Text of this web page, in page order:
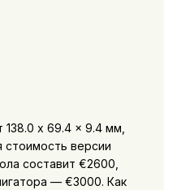
x 69.4 x 9.4 мм,
стоимость версии
составит €2600,
— €3000. Как